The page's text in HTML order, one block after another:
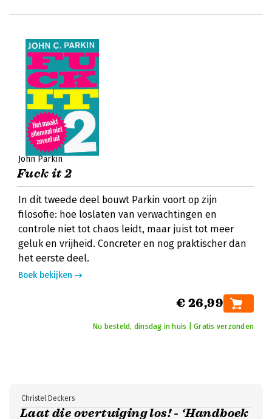
John Parkin
Fuck it 2
In dit tweede deel bouwt Parkin voort op zijn
filosofie: hoe loslaten van verwachtingen en
controle niet tot chaos leidt, maar juist tot meer
geluk en vrijheid. Concreter en nog praktischer dan
het eerste deel.
Boek bekijken
€ 26,99
Nu besteld, dinsdag in huis | Gratis verzonden
Laat die overtuiging los! - ‘Handboek
Christel Deckers